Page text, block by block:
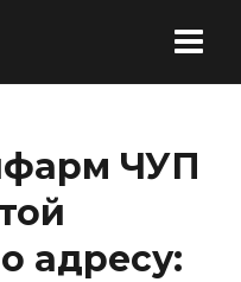
ЧУП
адресу: